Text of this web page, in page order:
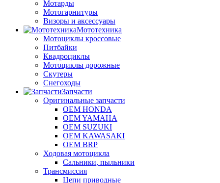
Мотарды
Мотогарнитуры
Визоры и аксессуары
Мототехника
Мотоциклы кроссовые
Питбайки
Квадроциклы
Мотоциклы дорожные
Скутеры
Снегоходы
Запчасти
Оригинальные запчасти
OEM HONDA
OEM YAMAHA
OEM SUZUKI
OEM KAWASAKI
OEM BRP
Ходовая мотоцикла
Сальники, пыльники
Трансмиссия
Цепи приводные